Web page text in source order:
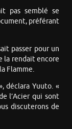
pas semblé se
préférant
passer pour un
la rendait encore
Flamme.
déclara Yuuto. «
l’Acier qui sont
discuterons de